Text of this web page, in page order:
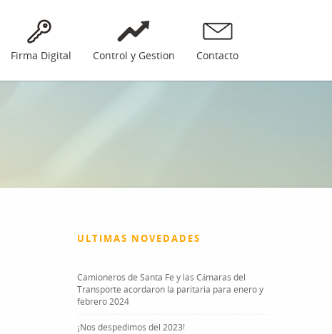
Firma Digital Control y Gestion Contacto
ULTIMAS NOVEDADES
Camioneros de Santa Fe y las Cámaras del
Transporte acordaron la paritaria para enero y
febrero 2024
¡Nos despedimos del 2023!